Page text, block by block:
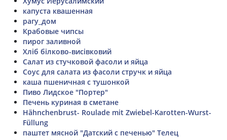
капуста квашенная
рагу_дом
Крабовые чипсы
пирог заливной
Хліб білково-висівковий
Салат из стучковой фасоли и яйца
Соус для салата из фасоли стручк и яйца
каша пшеничная с тушонкой
Пиво Лидское "Портер"
Печень куриная в сметане
Hähnchenbrust- Roulade mit Zwiebel-Karotten-Wurst-
Füllung
паштет мясной "Датский с печенью" Телец